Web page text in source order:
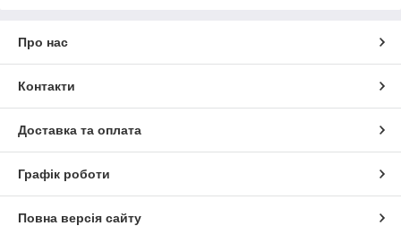
Про нас
Контакти
Доставка та оплата
Графік роботи
Повна версія сайту